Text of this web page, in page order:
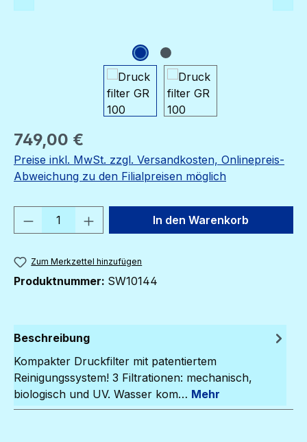
Regulärer Preis:
749,00 €
Preise inkl. MwSt. zzgl. Versandkosten, Onlinepreis-
Abweichung zu den Filialpreisen möglich
Produkt Anzahl: Gib denIn den Warenkorb
Zum Merkzettel hinzufügen
Produktnummer: SW10144
Beschreibung
Kompakter Druckfilter mit patentiertem
Reinigungssystem! 3 Filtrationen: mechanisch,
biologisch und UV. Wasser kom… Mehr